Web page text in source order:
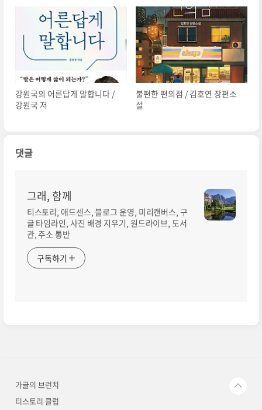
강원국의 어른답게 말합니다 /
강원국 저
불편한 편의점 / 김호연 장편소
설
댓글
그래, 함께
티스토리, 애드센스, 블로그 운영, 미리캔버스, 구
글 타임라인, 사진 배경 지우기, 원드라이브, 도서
관, 주소 통반
구독하기
가글의 브런치
티스토리 클럽